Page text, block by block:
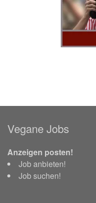
Vegane Jobs
Anzeigen posten!
Job anbieten!
Job suchen!